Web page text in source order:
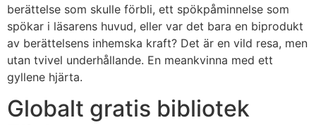
berättelse som skulle förbli, ett spökpåminnelse som
spökar i läsarens huvud, eller var det bara en biprodukt
av berättelsens inhemska kraft? Det är en vild resa, men
utan tvivel underhållande. En meankvinna med ett
gyllene hjärta.
Globalt gratis bibliotek